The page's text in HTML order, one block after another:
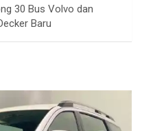
30 Bus Volvo dan
Baru